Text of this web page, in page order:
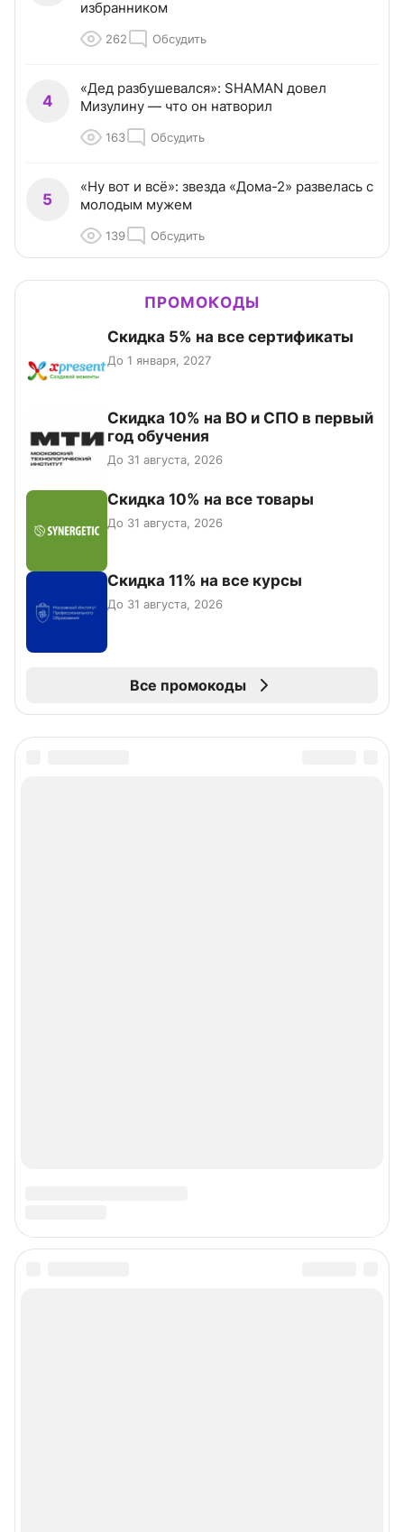
избранником
262 Обсудить
4
«Дед разбушевался»: SHAMAN довел
Мизулину — что он натворил
163 Обсудить
5
«Ну вот и всё»: звезда «Дома-2» развелась с
молодым мужем
139 Обсудить
ПРОМОКОДЫ
Скидка 5% на все сертификаты
До 1 января, 2027
Скидка 10% на ВО и СПО в первый
год обучения
До 31 августа, 2026
Скидка 10% на все товары
До 31 августа, 2026
Скидка 11% на все курсы
До 31 августа, 2026
Все промокоды